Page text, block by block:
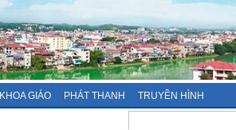
KHOA GIÁO PHÁT THANH TRUYỀN HÌNH